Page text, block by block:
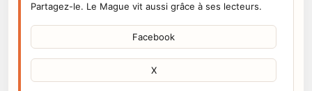
Partagez-le. Le Mague vit aussi grâce à ses lecteurs.
Facebook
X